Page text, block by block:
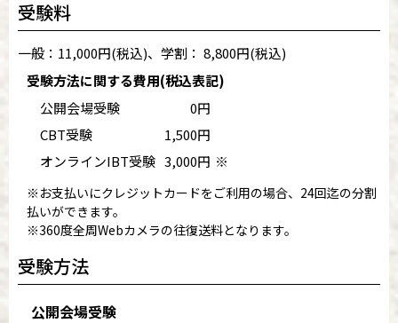
受験料
一般：11,000円(税込)、学割： 8,800円(税込)
受験方法に関する費用(税込表記)
公開会場受験
0円
CBT受験
1,500円
オンラインIBT受験 3,000円 ※
※お支払いにクレジットカードをご利用の場合、24回迄の分割
払いができます。
※360度全周Webカメラの往復送料となります。
受験方法
公開会場受験